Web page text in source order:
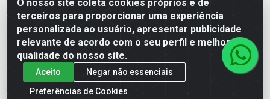
O nosso site coleta cookies próprios e de
terceiros para proporcionar uma experiência
personalizada ao usuário, apresentar publicidade
relevante de acordo com o seu perfil e melhorar a
qualidade do nosso site.
Aceito
Negar não essenciais
Preferências de Cookies
Acioly Distribuidora - Av Piloto Pereira Tim - Parque de
Exposições - Parnamirim/RN - CEP 59146-480 - CNPJ
06.029.901/0001-92